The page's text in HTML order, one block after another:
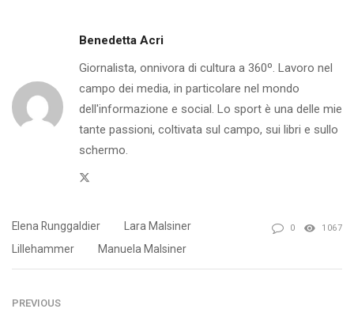
Benedetta Acri
Giornalista, onnivora di cultura a 360º. Lavoro nel
campo dei media, in particolare nel mondo
dell'informazione e social. Lo sport è una delle mie
tante passioni, coltivata sul campo, sui libri e sullo
schermo.
Elena Runggaldier
Lara Malsiner
Lillehammer
Manuela Malsiner
0 1067
PREVIOUS